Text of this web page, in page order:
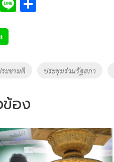
ระชามติ ประชุมร่วมรัฐสภา
ข้อง